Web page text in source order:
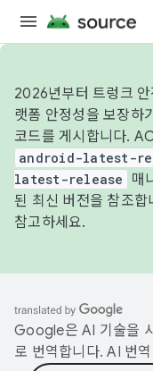
2026년부터 트렁크
랫폼 안정성을 보장하
코드를 게시합니다.
android-latest-
latest-release
매
된 최신 버전을 참조
참고하세요.
Google은 AI 기술을
로 번역합니다. AI 번